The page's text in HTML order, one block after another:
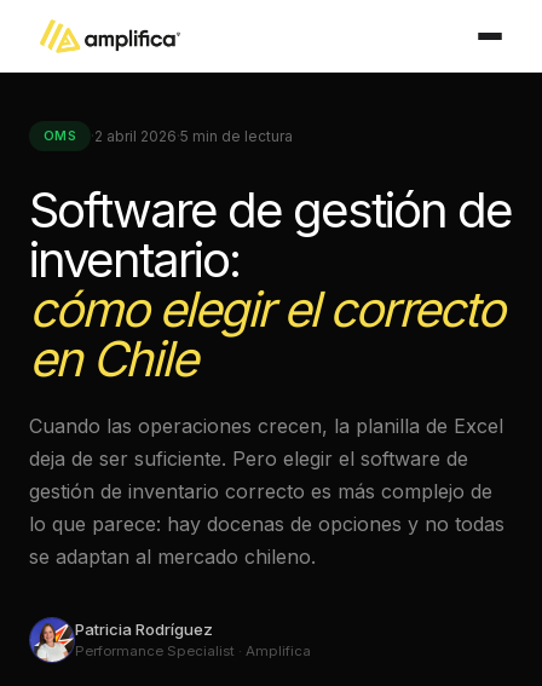
OMS ·2 abril 2026·5 min de lectura
Software de gestión de
inventario:
cómo elegir el correcto
en Chile
Cuando las operaciones crecen, la planilla de Excel
deja de ser suficiente. Pero elegir el software de
gestión de inventario correcto es más complejo de
lo que parece: hay docenas de opciones y no todas
se adaptan al mercado chileno.
Patricia Rodríguez
Performance Specialist · Amplifica